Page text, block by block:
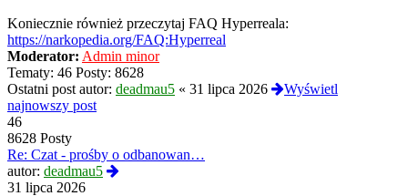
Koniecznie również przeczytaj FAQ Hyperreala:
https://narkopedia.org/FAQ:Hyperreal
Moderator: Admin minor
Tematy: 46 Posty: 8628
Ostatni post autor: deadmau5 « 31 lipca 2026
Wyświetl
najnowszy post
46
8628 Posty
Re: Czat - prośby o odbanowan…
autor: deadmau5
31 lipca 2026